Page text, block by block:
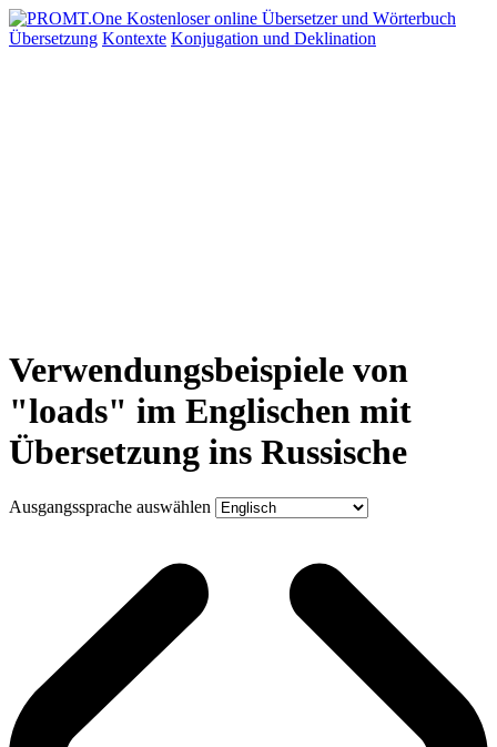
Übersetzung Kontexte Konjugation und Deklination
Verwendungsbeispiele von
"loads" im Englischen mit
Übersetzung ins Russische
Ausgangssprache auswählen